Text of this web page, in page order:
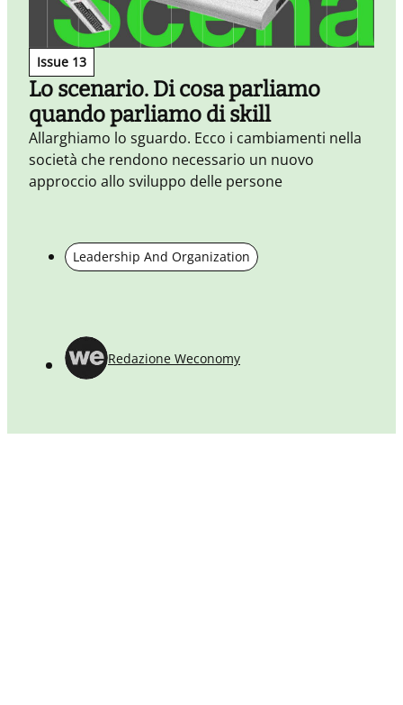
Issue 13
Lo scenario. Di cosa parliamo
quando parliamo di skill
Allarghiamo lo sguardo. Ecco i cambiamenti nella
società che rendono necessario un nuovo
approccio allo sviluppo delle persone
Leadership And Organization
Redazione Weconomy